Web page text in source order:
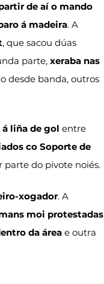
de aí o mando
á madeira. A
, que sacou dúas
parte, xeraba nas
desde banda, outros
liña de gol entre
co Soporte de
parte do pivote noiés.
xogador. A
moi protestadas
da área e outra